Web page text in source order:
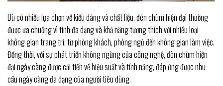
Dù có nhiều lựa chọn về kiểu dáng và chất liệu, đèn chùm hiện đại thường
được ưa chuộng vì tính đa dạng và khả năng tương thích với nhiều loại
không gian trang trí, từ phòng khách, phòng ngủ đến không gian làm việc.
Đồng thời, với sự phát triển không ngừng của công nghệ, đèn chùm hiện
đại ngày càng được cải tiến về hiệu suất và tính năng, đáp ứng được nhu
cầu ngày càng đa dạng của người tiêu dùng.